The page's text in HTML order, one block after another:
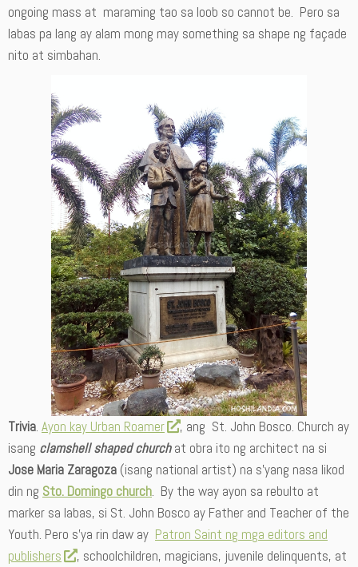
ongoing mass at maraming tao sa loob so cannot be. Pero sa
labas pa lang ay alam mong may something sa shape ng façade
nito at simbahan.
Trivia. Ayon kay Urban Roamer
, ang St. John Bosco. Church ay
isang clamshell shaped church at obra ito ng architect na si
Jose Maria Zaragoza (isang national artist) na s’yang nasa likod
din ng Sto. Domingo church. By the way ayon sa rebulto at
marker sa labas, si St. John Bosco ay Father and Teacher of the
Youth. Pero s’ya rin daw ay Patron Saint ng mga editors and
publishers
, schoolchildren, magicians, juvenile delinquents, at